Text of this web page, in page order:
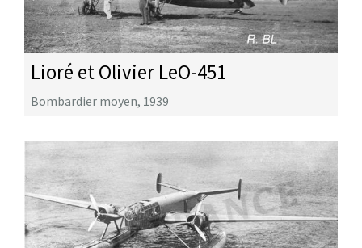
Lioré et Olivier LeO-451
Bombardier moyen, 1939